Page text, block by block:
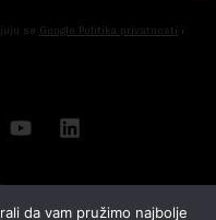
se Google Politika privatnosti i
da vam pružimo najbolje